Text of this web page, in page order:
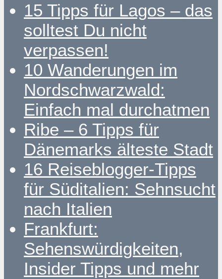
15 Tipps für Lagos – das
solltest Du nicht
verpassen!
10 Wanderungen im
Nordschwarzwald:
Einfach mal durchatmen
Ribe – 6 Tipps für
Dänemarks älteste Stadt
16 Reiseblogger-Tipps
für Süditalien: Sehnsucht
nach Italien
Frankfurt:
Sehenswürdigkeiten,
Insider Tipps und mehr